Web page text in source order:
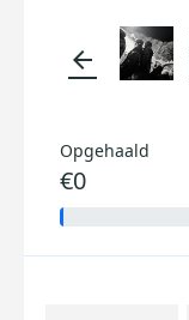
arrow_back
Opgehaald
€0